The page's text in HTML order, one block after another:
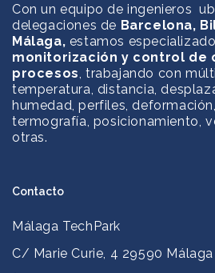
Con un equipo de ingenieros
delegaciones de Barcelona,
Málaga, estamos
monitorización y control de
procesos, trabajando con
temperatura, distancia,
humedad, perfiles,
termografía, posicionamiento,
otras.
Contacto
Málaga TechPark
C/ Marie Curie, 4 29590